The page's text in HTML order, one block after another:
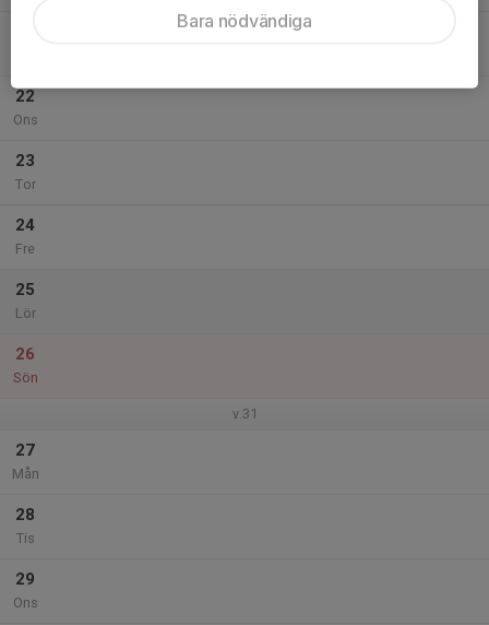
22
Ons
23
Tor
24
Fre
25
Lör
26
Sön
v.31
27
Mån
28
Tis
29
Ons
Bara nödvändiga